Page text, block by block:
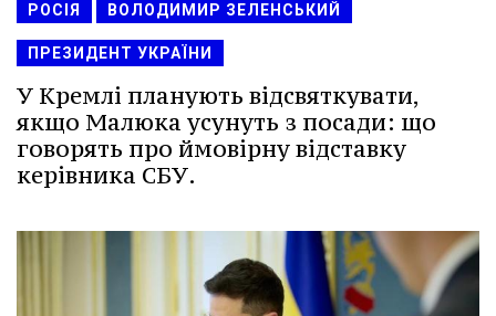
РОСІЯ ВОЛОДИМИР ЗЕЛЕНСЬКИЙ
ПРЕЗИДЕНТ УКРАЇНИ
У Кремлі планують відсвяткувати,
якщо Малюка усунуть з посади: що
говорять про ймовірну відставку
керівника СБУ.